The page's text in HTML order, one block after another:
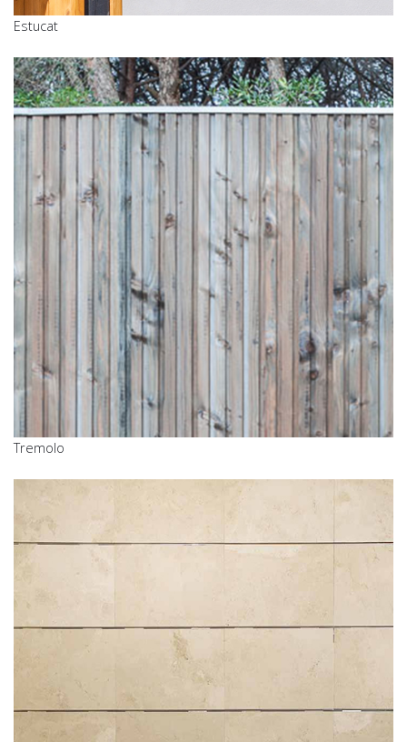
Estucat
Tremolo